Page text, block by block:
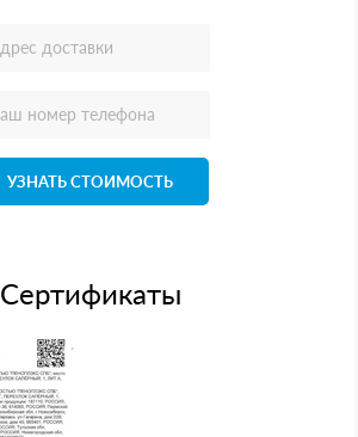
УЗНАТЬ СТОИМОСТЬ
Сертификаты